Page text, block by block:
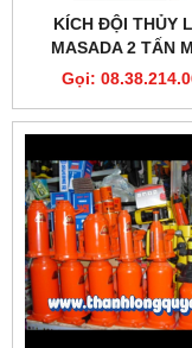
KÍCH ĐỘI THỦY
MASADA 2 TẤN
Gọi: